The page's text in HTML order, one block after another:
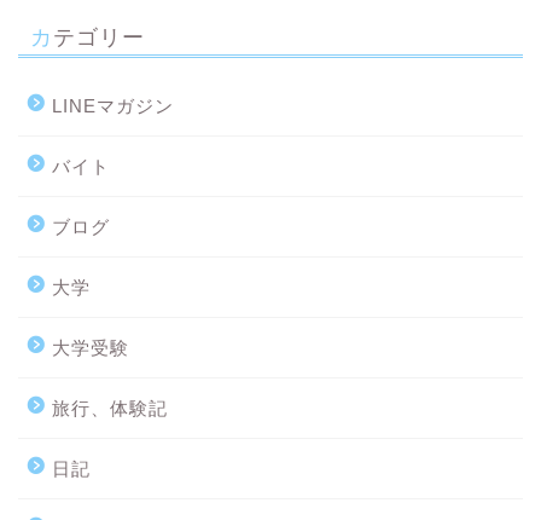
カテゴリー
LINEマガジン
バイト
ブログ
大学
大学受験
旅行、体験記
日記